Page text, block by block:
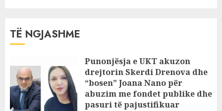
TË NGJASHME
Punonjësja e UKT akuzon
drejtorin Skerdi Drenova dhe
“bosen” Joana Nano për
abuzim me fondet publike dhe
pasuri të pajustifikuar